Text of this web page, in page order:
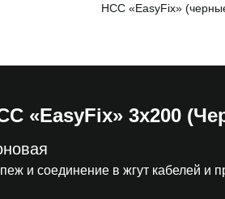
НСС «EasyFix»
«EasyFix» 3х200
и соединение в жгут кабелей и